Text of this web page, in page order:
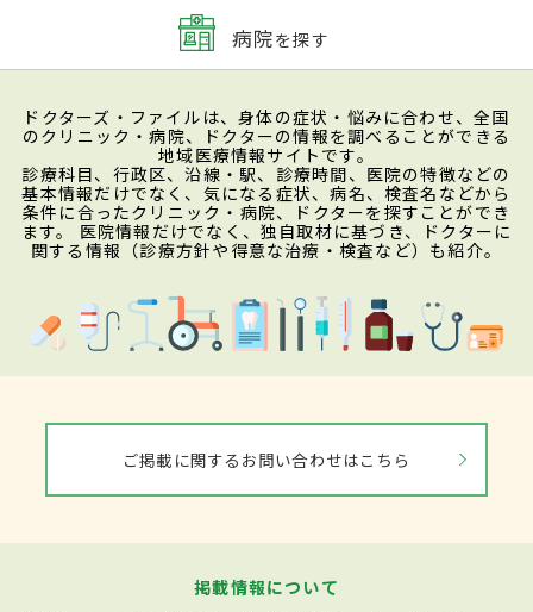
病院を探す
ドクターズ・ファイルは、身体の症状・悩みに合わせ、全国
のクリニック・病院、ドクターの情報を調べることができる
地域医療情報サイトです。
診療科目、行政区、沿線・駅、診療時間、医院の特徴などの
基本情報だけでなく、気になる症状、病名、検査名などから
条件に合ったクリニック・病院、ドクターを探すことができ
ます。 医院情報だけでなく、独自取材に基づき、ドクターに
関する情報（診療方針や得意な治療・検査など）も紹介。
ご掲載に関するお問い合わせはこちら
掲載情報について